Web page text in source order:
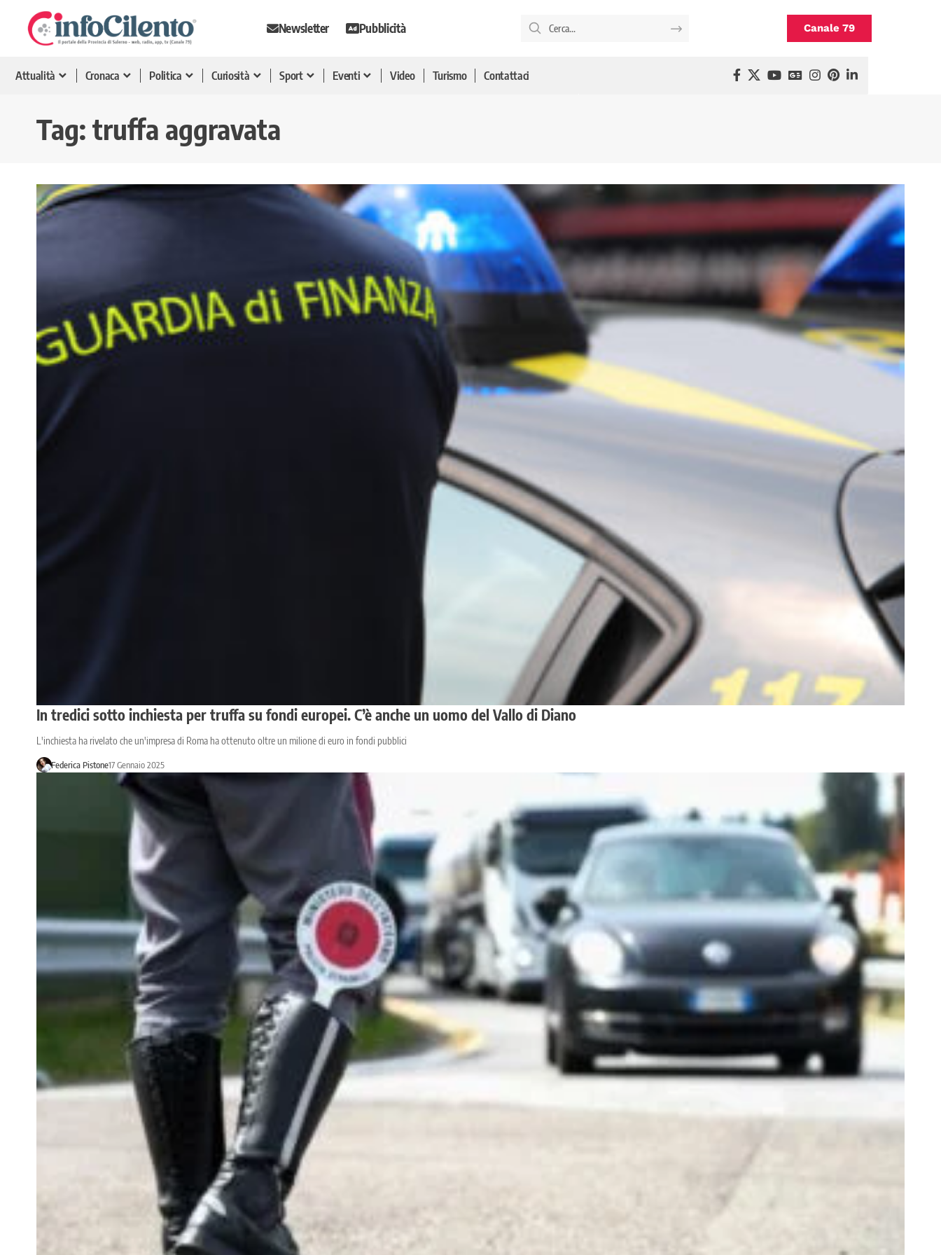
Newsletter Pubblicità Canale 79
Attualità Cronaca Politica Curiosità Sport Eventi Video Turismo Contattaci
Tag: truffa aggravata
In tredici sotto inchiesta per truffa su fondi europei. C’è anche un uomo del Vallo di Diano
L'inchiesta ha rivelato che un'impresa di Roma ha ottenuto oltre un milione di euro in fondi pubblici
Federica Pistone17 Gennaio 2025